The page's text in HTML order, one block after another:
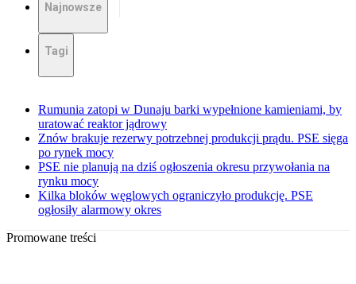
Najnowsze
Tagi
Rumunia zatopi w Dunaju barki wypełnione kamieniami, by
uratować reaktor jądrowy
Znów brakuje rezerwy potrzebnej produkcji prądu. PSE sięga
po rynek mocy
PSE nie planują na dziś ogłoszenia okresu przywołania na
rynku mocy
Kilka bloków węglowych ograniczyło produkcję. PSE
ogłosiły alarmowy okres
Promowane treści